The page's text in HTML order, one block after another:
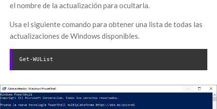
el nombre de la actualización para ocultarla.
Usa el siguiente comando para obtener una lista de todas las
actualizaciones de Windows disponibles.
Get-WUList